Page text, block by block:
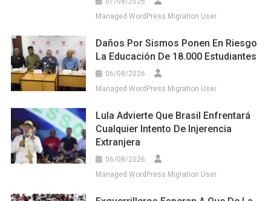
Managed WordPress Migration User
Daños Por Sismos Ponen En Riesgo
La Educación De 18.000 Estudiantes
06/08/2026
Managed WordPress Migration User
Lula Advierte Que Brasil Enfrentará
Cualquier Intento De Injerencia
Extranjera
06/08/2026
Managed WordPress Migration User